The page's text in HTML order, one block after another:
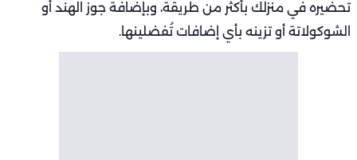
تحضيره في منزلك بأكثر من طريقة، وبإضافة جوز الهند أو
الشوكولاتة أو تزينه بأي إضافات تُفضلينها.